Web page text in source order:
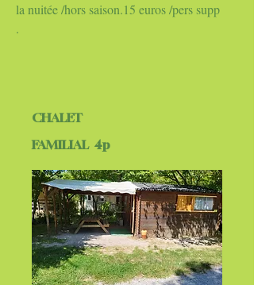
la nuitée /hors saison.15 euros /pers supp
.
CHALET
FAMILIAL 4p